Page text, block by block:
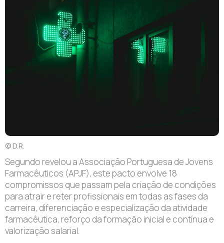
© D.R.
Segundo revelou a Associação Portuguesa de Jovens
Farmacêuticos (APJF), este pacto envolve 18
compromissos que passam pela criação de condições
para atrair e reter profissionais em todas as fases da
carreira, diferenciação e especialização da atividade
farmacêutica, reforço da formação inicial e contínua e
valorização salarial.